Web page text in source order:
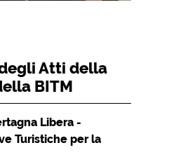
Atti della
BITM
Libera -
Turistiche per la